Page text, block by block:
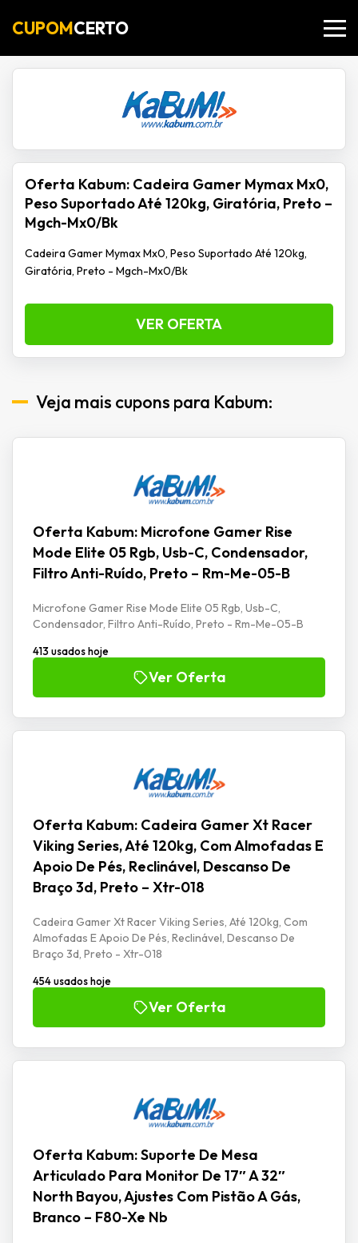
CUPOMCERTO
Oferta Kabum: Cadeira Gamer Mymax Mx0,
Peso Suportado Até 120kg, Giratória, Preto –
Mgch-Mx0/Bk
Cadeira Gamer Mymax Mx0, Peso Suportado Até 120kg,
Giratória, Preto - Mgch-Mx0/Bk
VER OFERTA
Veja mais cupons para Kabum:
Oferta Kabum: Microfone Gamer Rise
Mode Elite 05 Rgb, Usb-C, Condensador,
Filtro Anti-Ruído, Preto – Rm-Me-05-B
Microfone Gamer Rise Mode Elite 05 Rgb, Usb-C,
Condensador, Filtro Anti-Ruído, Preto - Rm-Me-05-B
413 usados hoje
Ver Oferta
Oferta Kabum: Cadeira Gamer Xt Racer
Viking Series, Até 120kg, Com Almofadas E
Apoio De Pés, Reclinável, Descanso De
Braço 3d, Preto – Xtr-018
Cadeira Gamer Xt Racer Viking Series, Até 120kg, Com
Almofadas E Apoio De Pés, Reclinável, Descanso De
Braço 3d, Preto - Xtr-018
454 usados hoje
Ver Oferta
Oferta Kabum: Suporte De Mesa
Articulado Para Monitor De 17″ A 32″
North Bayou, Ajustes Com Pistão A Gás,
Branco – F80-Xe Nb